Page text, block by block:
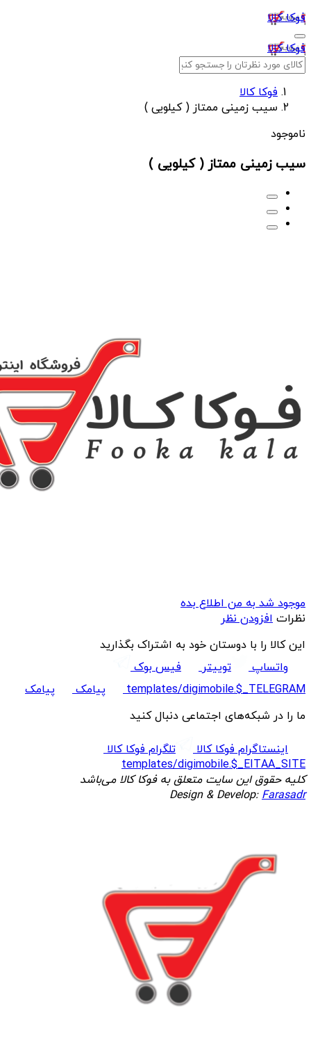
فوکا کالا
فوکا کالا
فوکا کالا
سیب زمینی ممتاز ( کیلویی )
ناموجود
سیب زمینی ممتاز ( کیلویی )
موجود شد به من اطلاع بده
نظرات افزودن نظر
این کالا را با دوستان خود به اشتراک بگذارید
واتساپ
توییتر
فیس بوک
templates/digimobile.$_TELEGRAM
پیامک
پیامک
ما را در شبکه‌های اجتماعی دنبال کنید
اینستاگرام فوکا کالا
تلگرام فوکا کالا
templates/digimobile.$_EITAA_SITE
کلیه حقوق این سایت متعلق به فوکا کالا می‌باشد
Design & Develop:Farasadr